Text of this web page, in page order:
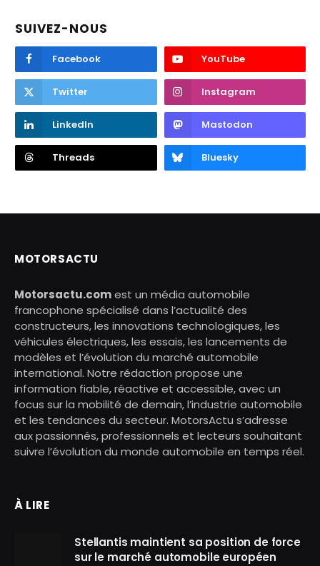
SUIVEZ-NOUS
Facebook YouTube
Twitter Instagram
LinkedIn Mastodon
Threads Bluesky
MOTORSACTU
Motorsactu.comest un média automobile
francophone spécialisé dans l’actualité des
constructeurs, les innovations technologiques, les
véhicules électriques, les essais, les lancements de
modèles et l’évolution du marché automobile
international. Notre rédaction propose une
information fiable, réactive et accessible, avec un
focus sur la mobilité de demain, l’industrie automobile
et les tendances du secteur. MotorsActu s’adresse
aux passionnés, professionnels et lecteurs souhaitant
suivre l’évolution du monde automobile en temps réel.
À LIRE
Stellantis maintient sa position de force
sur le marché automobile européen